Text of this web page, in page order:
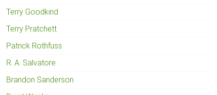
Terry Goodkind
Terry Pratchett
Patrick Rothfuss
R. A. Salvatore
Brandon Sanderson